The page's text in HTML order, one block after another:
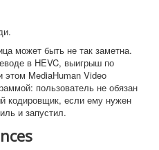
может быть не так заметна.
в HEVC, выигрыш по
этом MediaHuman Video
пользователь не обязан
кодировщик, если ему нужен
и запустил.